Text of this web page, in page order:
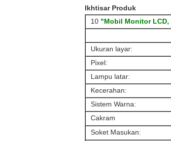
Ikhtisar Produk
10 "Mobil Monitor
Ukuran layar:
Pixel:
Lampu latar:
Kecerahan:
Sistem Warna:
Cakram
Soket Masukan: